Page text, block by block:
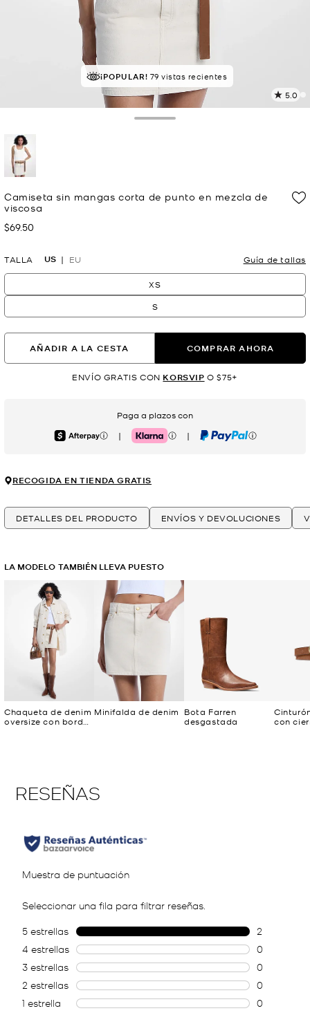
¡POPULAR! 79 vistas recientes
5.0
2
Camiseta sin mangas corta de punto en mezcla de
viscosa
Ahora
$69.50
TALLA US EU Guía de tallas
XS
S
AÑADIR A LA CESTA COMPRAR AHORA
ENVÍO GRATIS CON KORSVIP O $75+
Paga a plazos con
Afterpay | Klarna | PayPal
RECOGIDA EN TIENDA GRATIS
DETALLES DEL PRODUCTO ENVÍOS Y DEVOLUCIONES
LA MODELO TAMBIÉN LLEVA PUESTO
Chaqueta de denim
oversize con bordes
Minifalda de denim
Bota Farren
desgastada
con